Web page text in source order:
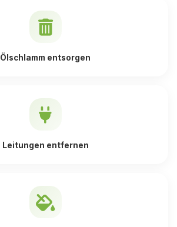
Ölschlamm entsorgen
Leitungen entfernen